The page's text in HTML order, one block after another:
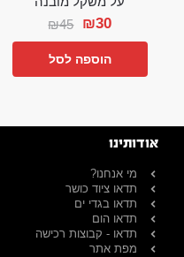
₪45 ₪30
הוספה לסל
אודותינו
מי אנחנו?
תדאו ציוד כושר
תדאו בגדי ים
תדאו הום
תדאו - קבוצות רכישה
מפת אתר